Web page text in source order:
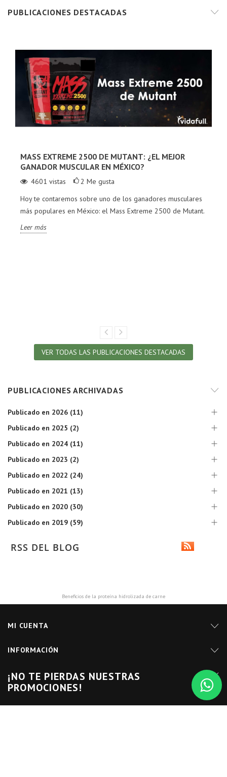
PUBLICACIONES DESTACADAS
MASS EXTREME 2500 DE MUTANT: ¿EL MEJOR
GANADOR MUSCULAR EN MÉXICO?
4601 vistas 2 Me gusta
Hoy te contaremos sobre uno de los ganadores musculares
más populares en México: el Mass Extreme 2500 de Mutant.
Leer más
VER TODAS LAS PUBLICACIONES DESTACADAS
PUBLICACIONES ARCHIVADAS
Publicado en 2026 (11)
Publicado en 2025 (2)
Publicado en 2024 (11)
Publicado en 2023 (2)
Publicado en 2022 (24)
Publicado en 2021 (13)
Publicado en 2020 (30)
Publicado en 2019 (59)
RSS DEL BLOG
Beneficios de la proteína hidrolizada de carne
MI CUENTA
INFORMACIÓN
¡NO TE PIERDAS NUESTRAS
PROMOCIONES!